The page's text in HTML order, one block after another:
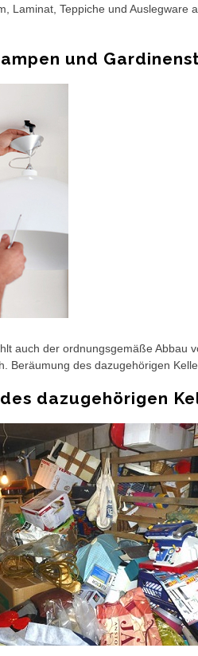
Laminat, Teppiche und
und
auch der ordnungsgemäße Abbau
Beräumung des dazugehörigen
dazugehörigen